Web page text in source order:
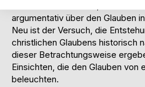
argumentativ über den Glauben
Neu ist der Versuch, die
christlichen Glaubens historisch
dieser Betrachtungsweise
Einsichten, die den Glauben von
beleuchten.